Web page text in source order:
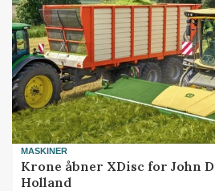
MASKINER
Krone åbner XDisc for John
Holland